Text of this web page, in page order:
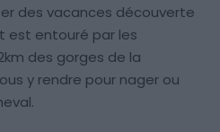
des vacances découverte
est entouré par les
des gorges de la
y rendre pour nager ou